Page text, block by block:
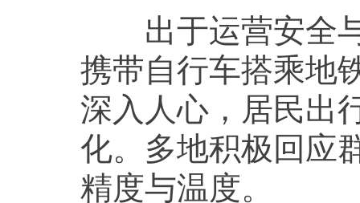
出于运营安全与
携带自行车搭乘地
深入人心，居民出
化。多地积极回应
精度与温度。